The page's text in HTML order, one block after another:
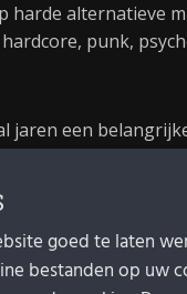
harde alternatieve
punk,
jaren een
goed te laten
bestanden op uw